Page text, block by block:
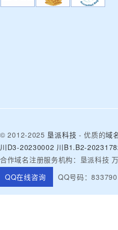
© 2012-2025 垦派科技 - 优质的域
川D3-20230002 川B1.B2-
合作域名注册服务机构：垦派科技
QQ在线咨询
QQ号码：833790